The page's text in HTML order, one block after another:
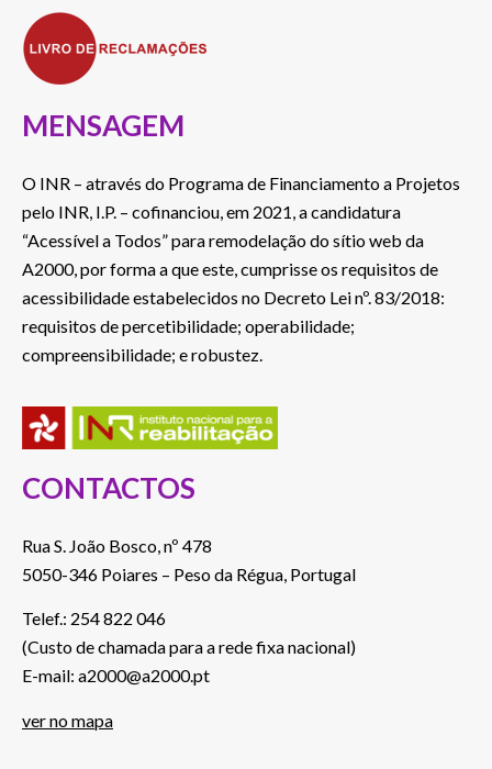
MENSAGEM
O INR – através do Programa de Financiamento a Projetos
pelo INR, I.P. – cofinanciou, em 2021, a candidatura
“Acessível a Todos” para remodelação do sítio web da
A2000, por forma a que este, cumprisse os requisitos de
acessibilidade estabelecidos no Decreto Lei nº. 83/2018:
requisitos de percetibilidade; operabilidade;
compreensibilidade; e robustez.
CONTACTOS
Rua S. João Bosco, nº 478
5050-346 Poiares – Peso da Régua, Portugal
Telef.: 254 822 046
(Custo de chamada para a rede fixa nacional)
E-mail: a2000@a2000.pt
ver no mapa